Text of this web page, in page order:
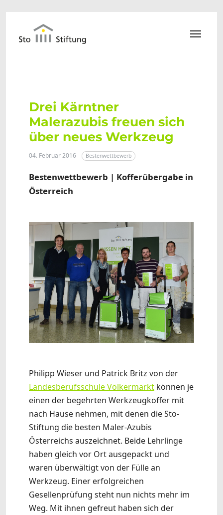
Drei Kärntner
Malerazubis freuen sich
über neues Werkzeug
04. Februar 2016 Bestenwettbewerb
Bestenwettbewerb | Kofferübergabe in
Österreich
Philipp Wieser und Patrick Britz von der
Landesberufsschule Völkermarkt können je
einen der begehrten Werkzeugkoffer mit
nach Hause nehmen, mit denen die Sto-
Stiftung die besten Maler-Azubis
Österreichs auszeichnet. Beide Lehrlinge
haben gleich vor Ort ausgepackt und
waren überwältigt von der Fülle an
Werkzeug. Einer erfolgreichen
Gesellenprüfung steht nun nichts mehr im
Weg. Mit ihnen gefreut haben sich der